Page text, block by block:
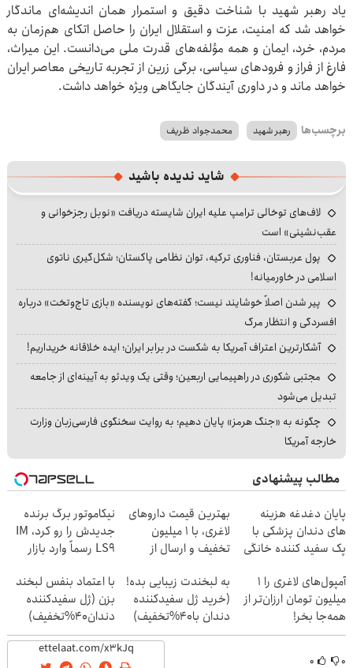
یاد رهبر شهید با شناخت دقیق و استمرار همان اندیشه‌ای ماندگار
خواهد شد که امنیت، عزت و استقلال ایران را حاصل اتکای هم‌زمان به
مردم، خرد، ایمان و همه مؤلفه‌های قدرت ملی می‌دانست. این میراث،
فارغ از فراز و فرودهای سیاسی، برگی زرین از تجربه تاریخی معاصر ایران
خواهد ماند و در داوری آیندگان جایگاهی ویژه خواهد داشت.
برچسب‌ها رهبر شهید محمدجواد ظریف
شاید ندیده باشید
لاف‌های توخالی ترامپ علیه ایران شایسته دریافت «نوبل رجزخوانی و
عقب‌نشینی» است
پول عربستان، فناوری ترکیه، توان نظامی پاکستان؛ شکل‌گیری ناتوی
اسلامی در خاورمیانه!
پیر شدن اصلاً خوشایند نیست؛ گفته‌های نویسنده «بازی تاج‌وتخت» درباره
افسردگی و انتظار مرگ
آشکارترین اعتراف آمریکا به شکست در برابر ایران؛ ایده خلاقانه خریداریم!
مجتبی شکوری در راهپیمایی اربعین؛ وقتی یک ویدئو به آیینه‌ای از جامعه
تبدیل می‌شود
چگونه به «جنگ هرمز» پایان دهیم؛ به روایت سخنگوی فارسی‌زبان وزارت
خارجه آمریکا
مطالب پیشنهادی
پایان دغدغه هزینه
های دندان پزشکی با
پک سفید کننده خانگی
بهترین قیمت داروهای
لاغری، با ۱ میلیون
تخفیف و ارسال از
نیکاموتور برگ برنده
جدیدش را رو کرد، IM
LS9 رسماً وارد بازار
آمپول‌های لاغری را ۱
میلیون تومان ارزان‌تر از
همه‌جا بخر!
به لبخندت زیبایی بده!
(خرید ژل سفیدکننده
دندان با40%تخفیف)
با اعتماد بنفس لبخند
بزن (ژل سفیدکننده
دندان40%تخفیف)
۰ ۰